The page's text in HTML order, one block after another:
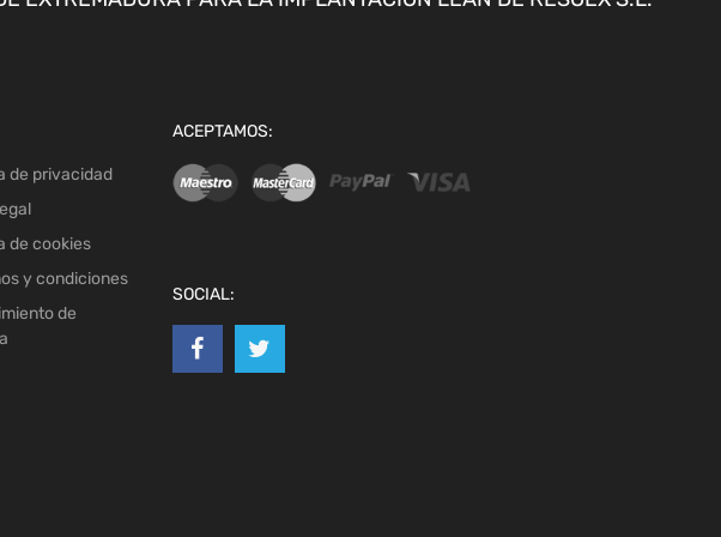
de privacidad
de cookies
y condiciones
de
ACEPTAMOS:
SOCIAL: